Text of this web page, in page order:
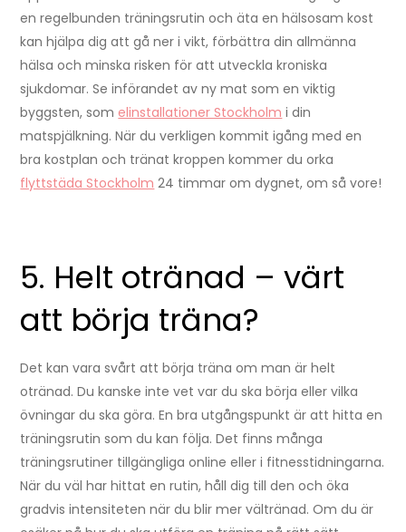
en regelbunden träningsrutin och äta en hälsosam kost
kan hjälpa dig att gå ner i vikt, förbättra din allmänna
hälsa och minska risken för att utveckla kroniska
sjukdomar. Se införandet av ny mat som en viktig
byggsten, som elinstallationer Stockholm i din
matspjälkning. När du verkligen kommit igång med en
bra kostplan och tränat kroppen kommer du orka
flyttstäda Stockholm 24 timmar om dygnet, om så vore!
5. Helt otränad – värt
att börja träna?
Det kan vara svårt att börja träna om man är helt
otränad. Du kanske inte vet var du ska börja eller vilka
övningar du ska göra. En bra utgångspunkt är att hitta en
träningsrutin som du kan följa. Det finns många
träningsrutiner tillgängliga online eller i fitnesstidningarna.
När du väl har hittat en rutin, håll dig till den och öka
gradvis intensiteten när du blir mer vältränad. Om du är